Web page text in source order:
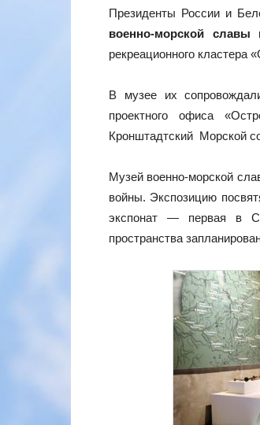
Президенты России и
военно-морской славы
рекреационного кластера
В музее их
проектного офиса
Кронштадтский Морской
Музей военно-морской
войны. Экспозицию
экспонат — первая в
пространства